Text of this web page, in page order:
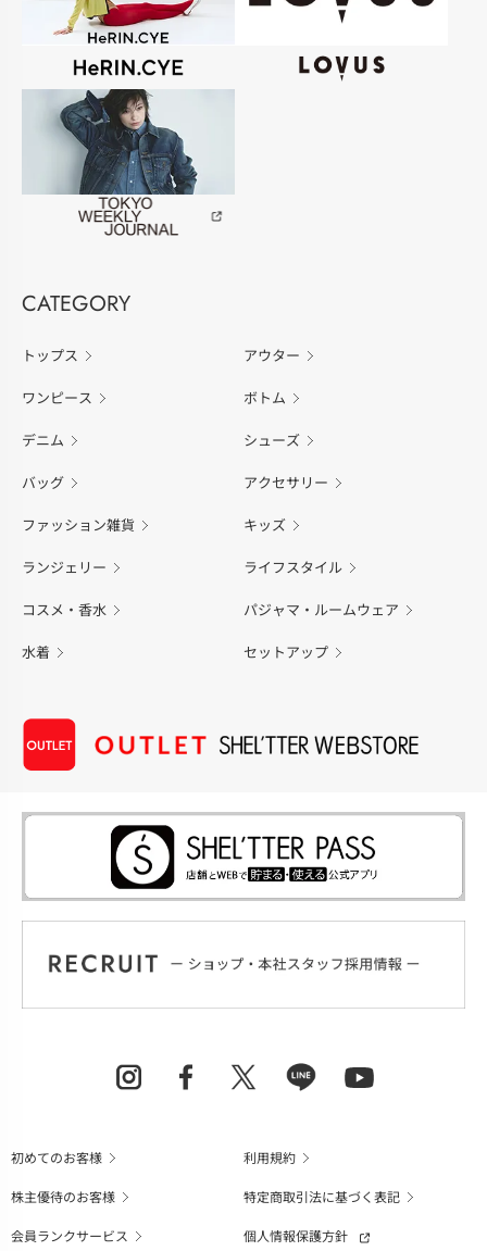
CATEGORY
トップス アウター
ワンピース ボトム
デニム シューズ
バッグ アクセサリー
ファッション雑貨 キッズ
ランジェリー ライフスタイル
コスメ・香水 パジャマ・ルームウェア
水着 セットアップ
初めてのお客様
利用規約
株主優待のお客様
特定商取引法に基づく表記
会員ランクサービス
個人情報保護方針